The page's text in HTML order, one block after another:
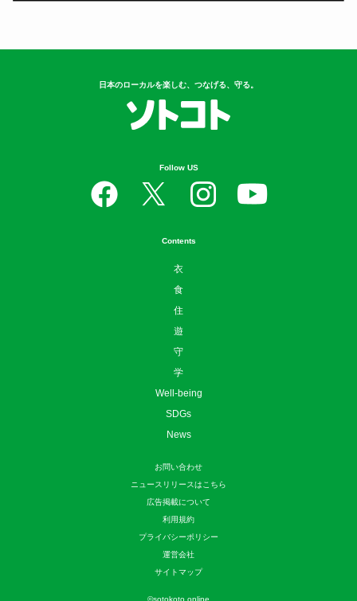
日本のローカルを楽しむ、つなげる、守る。
Follow US
Contents
衣
食
住
遊
守
学
Well-being
SDGs
News
お問い合わせ
ニュースリリースはこちら
広告掲載について
利用規約
プライバシーポリシー
運営会社
サイトマップ